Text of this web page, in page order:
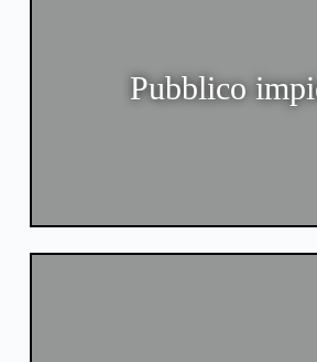
Pubblico